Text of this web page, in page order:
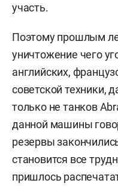
участь.
Поэтому прошлым
уничтожение чего
английских,
советской техники,
только не танков
данной машины
резервы
становится все
пришлось